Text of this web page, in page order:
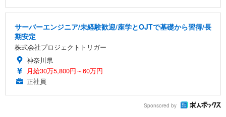
サーバーエンジニア/未経験歓迎/座学とOJTで基礎から習得/長
期安定
株式会社プロジェクトトリガー
神奈川県
月給30万5,800円～60万円
正社員
Sponsored by